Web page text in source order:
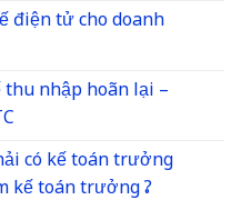
điện tử cho doanh
nhập hoãn lại –
có kế toán trưởng
kế toán trưởng ?